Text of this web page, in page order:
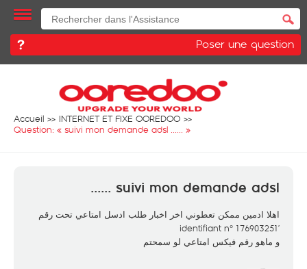
Poser une question
Accueil
INTERNET ET FIXE OOREDOO
Question: « suivi mon demande adsl ...... »
suivi mon demande adsl ......
اهلا ادمين ممكن تعطوني اخر اخبار طلب ادسل امتاعي تحت رقم
’identifiant n° 176903251
و ماهو رقم فيكس امتاعي لو سمحتم